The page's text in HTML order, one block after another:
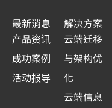
最新消息
产品资讯
成功案例
活动报导
解决方案
云端迁移
与架构优
化
云端信息